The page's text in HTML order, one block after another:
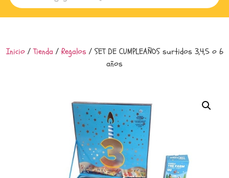
Inicio/Tienda / Regalos / SET DE CUMPLEAÑOS surtidos 3,4,5 o 6
años